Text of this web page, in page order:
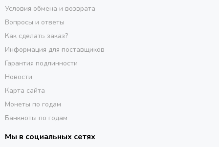
Условия обмена и возврата
Вопросы и ответы
Как сделать заказ?
Информация для поставщиков
Гарантия подлинности
Новости
Карта сайта
Монеты по годам
Банкноты по годам
Мы в социальных сетях